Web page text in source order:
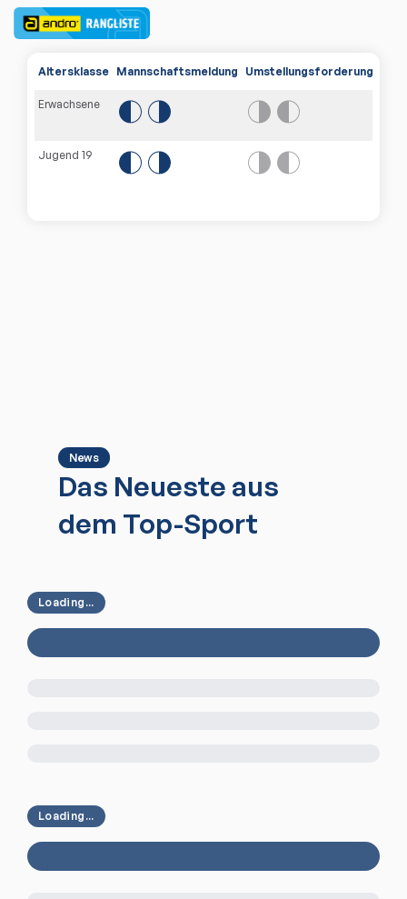
Altersklasse Mannschaftsmeldung Umstellungsforderungen
Erwachsene
Jugend 19
News
Das Neueste aus
dem Top-Sport
Loading...
Loading...